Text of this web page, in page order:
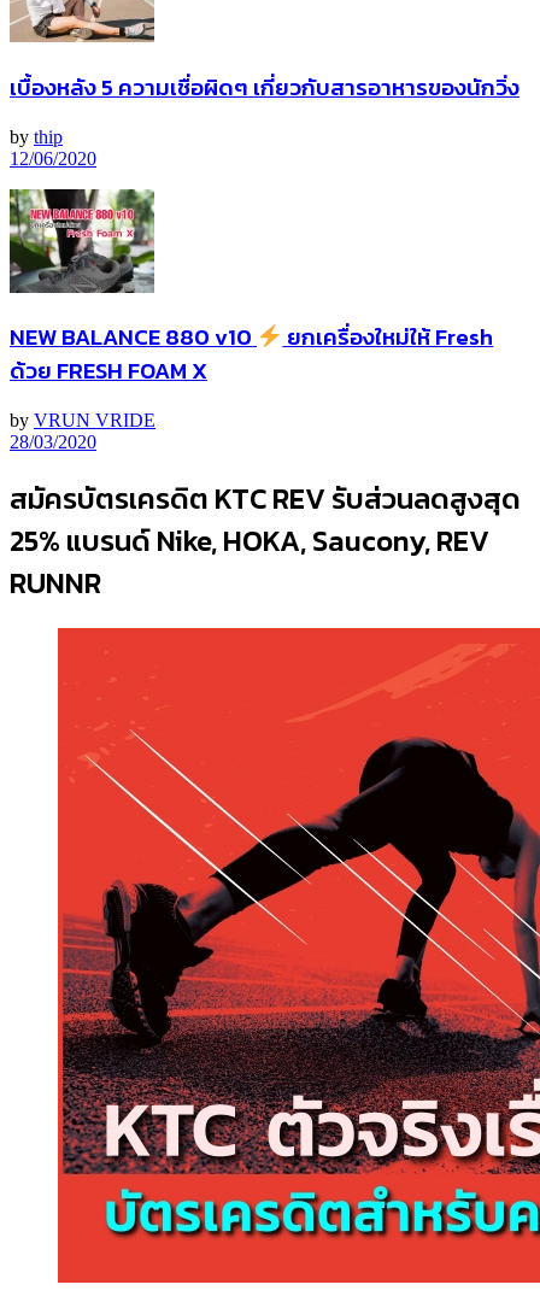
เบื้องหลัง 5 ความเชื่อผิดๆ เกี่ยวกับสารอาหารของนักวิ่ง
by thip
12/06/2020
NEW BALANCE 880 v10
ยกเครื่องใหม่ให้ Fresh
ด้วย FRESH FOAM X
by VRUN VRIDE
28/03/2020
สมัครบัตรเครดิต KTC REV รับส่วนลดสูงสุด
25% แบรนด์ Nike, HOKA, Saucony, REV
RUNNR